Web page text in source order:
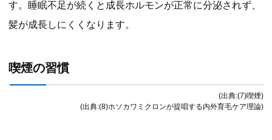
す。睡眠不足が続くと成長ホルモンが正常に分泌されず、
髪が成長しにくくなります。
喫煙の習慣
(出典:(7)喫煙)
(出典:(8)ホソカワミクロンが提唱する内外育毛ケア理論)